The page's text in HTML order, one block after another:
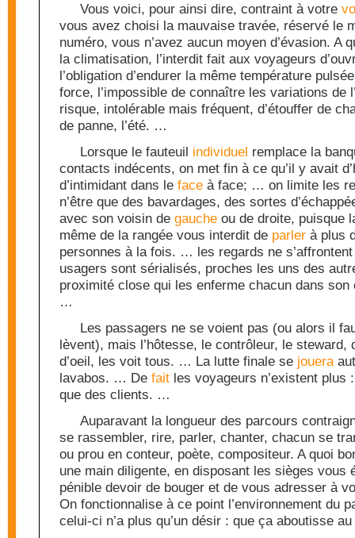
Vous voici, pour ainsi dire, contraint à votre
vous avez choisi la mauvaise travée, réservé le
numéro, vous n’avez aucun moyen d’évasion. A
la climatisation, l’interdit fait aux voyageurs
l’obligation d’endurer la même température
force, l’impossible de connaître les variations de
risque, intolérable mais fréquent, d’étouffer de
de panne, l’été. …
Lorsque le fauteuil individuel remplace la
contacts indécents, on met fin à ce qu’il y avait
d’intimidant dans le face à face; … on limite les
n’être que des bavardages, des sortes
avec son voisin de gauche ou de droite, puisque
même de la rangée vous interdit de parler à plus
personnes à la fois. … les regards ne
usagers sont sérialisés, proches les uns des
proximité close qui les enferme chacun dans son
…
Les passagers ne se voient pas (ou alors il
lèvent), mais l’hôtesse, le contrôleur, le steward,
d’oeil, les voit tous. … La lutte finale se jouera
lavabos. … De fait les voyageurs n’existent plus
que des clients. …
Auparavant la longueur des parcours
se rassembler, rire, parler, chanter, chacun se
ou prou en conteur, poète, compositeur. A quoi
une main diligente, en disposant les sièges vous
pénible devoir de bouger et de vous adresser à
On fonctionnalise à ce point l’environnement du
celui-ci n’a plus qu’un désir : que ça aboutisse